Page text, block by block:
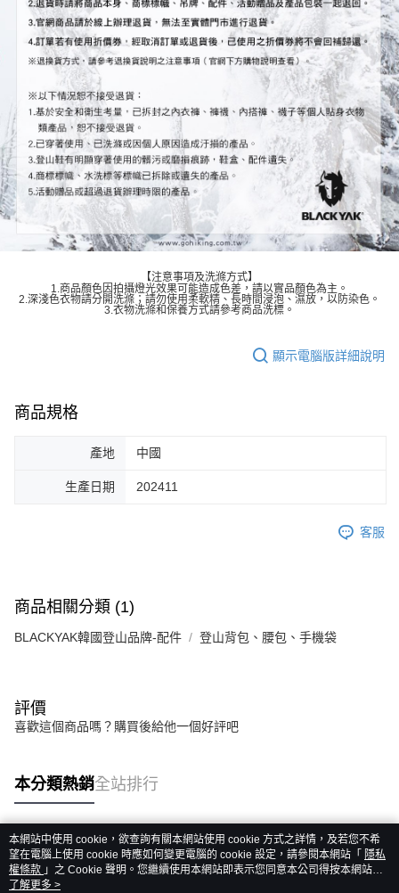
【注意事項及洗滌方式】
1.商品顏色因拍攝燈光效果可能造成色差，請以實品顏色為主。
2.深淺色衣物請分開洗滌；請勿使用柔軟精、長時間浸泡、濕放，以防染色。
3.衣物洗滌和保養方式請參考商品洗標。
顯示電腦版詳細說明
商品規格
產地 中國
生產日期 202411
客服
商品相關分類 (1)
BLACKYAK韓國登山品牌-配件 登山背包、腰包、手機袋
評價
喜歡這個商品嗎？購買後給他一個好評吧
本分類熱銷全站排行
熱門標籤
本網站中使用 cookie，欲查詢有關本網站使用 cookie 方式之詳情，及若您不希
望在電腦上使用 cookie 時應如何變更電腦的 cookie 設定，請參閱本網站「 隱私
權條款 」之 Cookie 聲明。您繼續使用本網站即表示您同意本公司得按本網站使
用條款之 Cookie 聲明使用 cookie。
了解更多 >